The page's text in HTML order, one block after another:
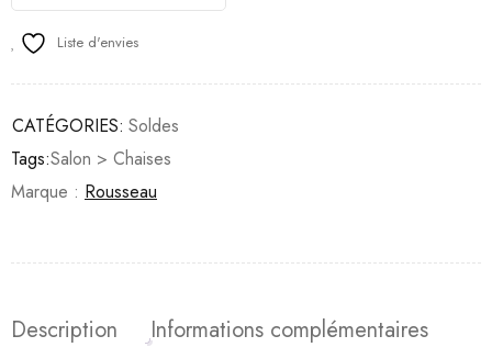
Liste d'envies
CATÉGORIES: Soldes
Tags:Salon > Chaises
Marque : Rousseau
Description
Informations complémentaires